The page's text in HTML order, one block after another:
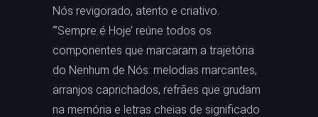
Nós revigorado, atento e criativo.
“’Sempre é Hoje’ reúne todos os
componentes que marcaram a trajetória
do Nenhum de Nós: melodias marcantes,
arranjos caprichados, refrães que grudam
na memória e letras cheias de significado